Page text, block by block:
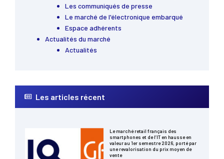
Les communiqués de presse
Le marché de l'électronique embarqué
Espace adhérents
Actualités du marché
Actualités
Les articles récent
Le marché retail français des
smartphones et de l’IT en hausse en
valeur au 1er semestre 2026, porté par
une revalorisation du prix moyen de
vente